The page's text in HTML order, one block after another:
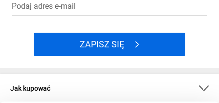
Podaj adres e-mail
ZAPISZ SIĘ
Jak kupować